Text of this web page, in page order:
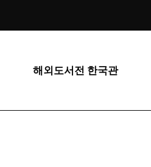
해외도서전 한국관